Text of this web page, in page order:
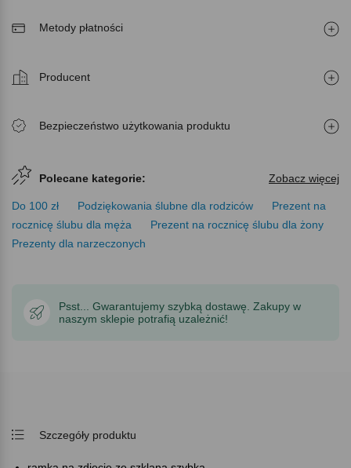
Metody płatności
Producent
Bezpieczeństwo użytkowania produktu
Polecane kategorie: Zobacz więcej
Do 100 zł Podziękowania ślubne dla rodziców
Prezent na
rocznicę ślubu dla męża
Prezent na rocznicę ślubu dla żony
Prezenty dla narzeczonych
Psst... Gwarantujemy szybką dostawę. Zakupy w
naszym sklepie potrafią uzależnić!
Szczegóły produktu